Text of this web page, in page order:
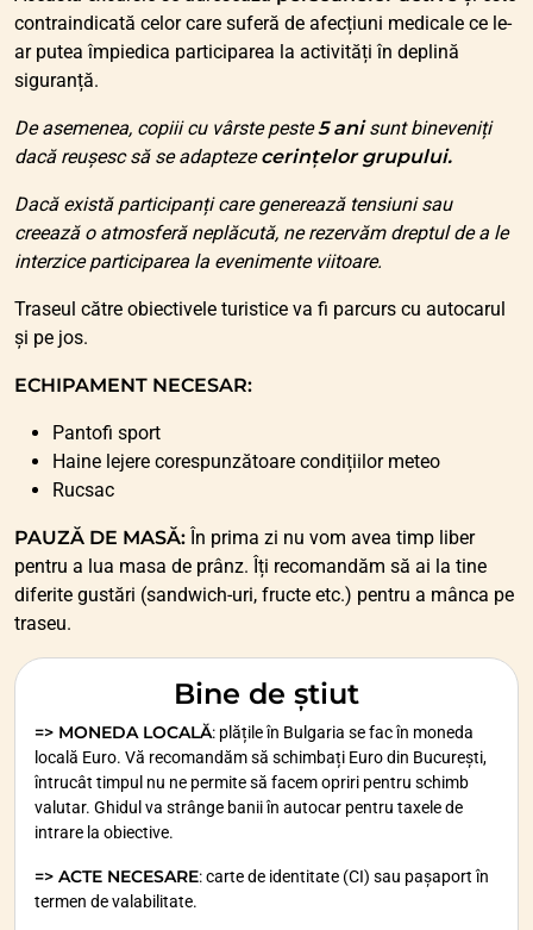
Bine de știut
=> MONEDA LOCALĂ: plățile în Bulgaria se fac în moneda
locală Euro. Vă recomandăm să schimbați Euro din București,
întrucât timpul nu ne permite să facem opriri pentru schimb
valutar. Ghidul va strânge banii în autocar pentru taxele de
intrare la obiective.
=> ACTE NECESARE: carte de identitate (CI) sau pașaport în
termen de valabilitate.
contraindicată celor care suferă de afecțiuni medicale ce le-
ar putea împiedica participarea la activități în deplină
siguranță.
De asemenea, copiii cu vârste peste5 anisunt bineveniți
dacă reușesc să se adaptezecerințelor grupului.
Dacă există participanți care generează tensiuni sau
creează o atmosferă neplăcută, ne rezervăm dreptul de a le
interzice participarea la evenimente viitoare.
Traseul către obiectivele turistice va fi parcurs cu autocarul
și pe jos.
ECHIPAMENT NECESAR:
Pantofi sport
Haine lejere corespunzătoare condițiilor meteo
Rucsac
PAUZĂ DE MASĂ: În prima zi nu vom avea timp liber
pentru a lua masa de prânz. Îți recomandăm să ai la tine
diferite gustări (sandwich-uri, fructe etc.) pentru a mânca pe
traseu.